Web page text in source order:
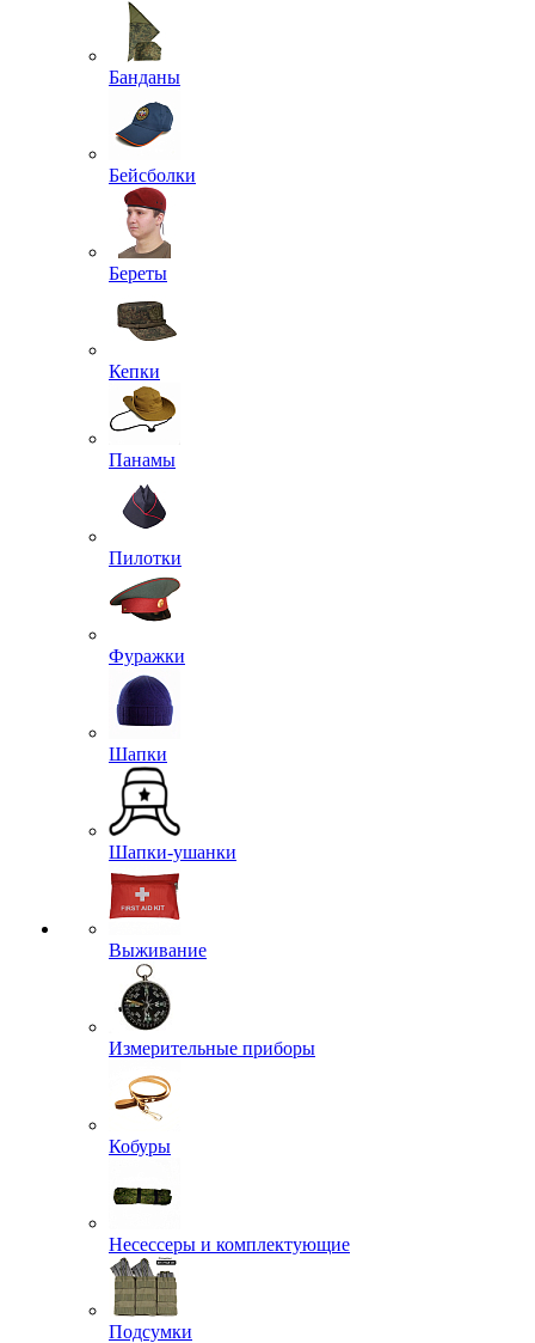
Банданы
Бейсболки
Береты
Кепки
Панамы
Пилотки
Фуражки
Шапки
Шапки-ушанки
Выживание
Измерительные приборы
Кобуры
Несессеры и комплектующие
Подсумки